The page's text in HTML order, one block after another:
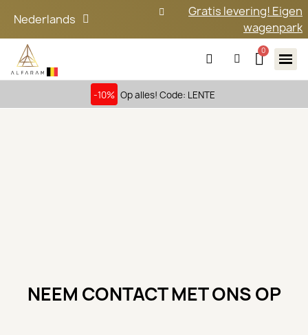
Nederlands
Gratis levering! Eigen
wagenpark
-10% Op alles! Code: LENTE
NEEM CONTACT MET ONS OP